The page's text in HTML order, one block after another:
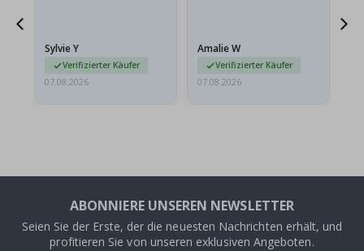
sie…
Sylvie Y
Verifizierter Käufer
07.08.2026
Amalie W
Verifizierter Käufer
07.08.2026
ABONNIERE UNSEREN NEWSLETTER
Seien Sie der Erste, der die neuesten Nachrichten erhält, und
profitieren Sie von unseren exklusiven Angeboten.